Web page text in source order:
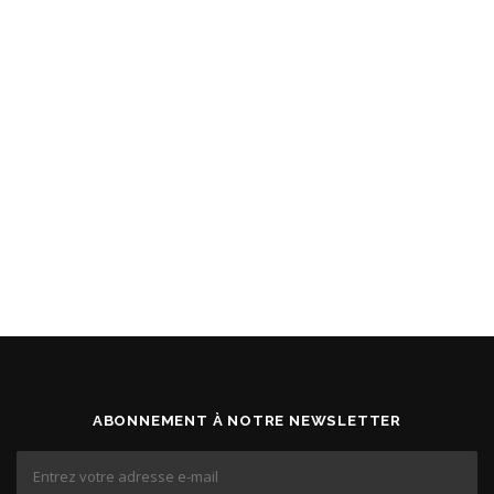
ABONNEMENT À NOTRE NEWSLETTER